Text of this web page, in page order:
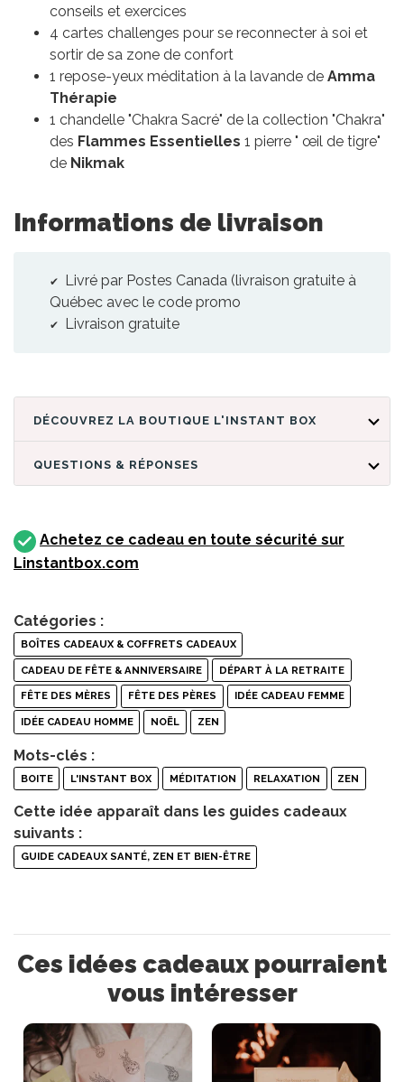
conseils et exercices
4 cartes challenges pour se reconnecter à soi et
sortir de sa zone de confort
1 repose-yeux méditation à la lavande de Amma
Thérapie
1 chandelle "Chakra Sacré" de la collection "Chakra"
des Flammes Essentielles 1 pierre " œil de tigre"
de Nikmak
Informations de livraison
Livré par Postes Canada (livraison gratuite à
Québec avec le code promo
Livraison gratuite
DÉCOUVREZ LA BOUTIQUE L'INSTANT BOX
QUESTIONS & RÉPONSES
Achetez ce cadeau en toute sécurité sur
Linstantbox.com
Catégories :
BOÎTES CADEAUX & COFFRETS CADEAUX
CADEAU DE FÊTE & ANNIVERSAIRE DÉPART À LA RETRAITE
FÊTE DES MÈRES FÊTE DES PÈRES IDÉE CADEAU FEMME
IDÉE CADEAU HOMME NOËL ZEN
Mots-clés :
BOITE L'INSTANT BOX MÉDITATION RELAXATION ZEN
Cette idée apparaît dans les guides cadeaux
suivants :
GUIDE CADEAUX SANTÉ, ZEN ET BIEN-ÊTRE
Ces idées cadeaux pourraient
vous intéresser